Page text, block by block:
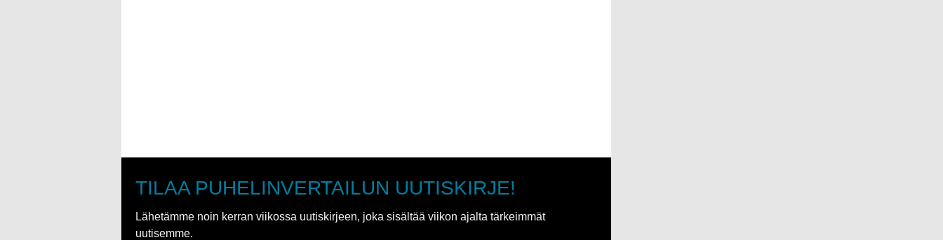
TILAA PUHELINVERTAILUN UUTISKIRJE!
Lähetämme noin kerran viikossa uutiskirjeen, joka sisältää viikon ajalta tärkeimmät
uutisemme.